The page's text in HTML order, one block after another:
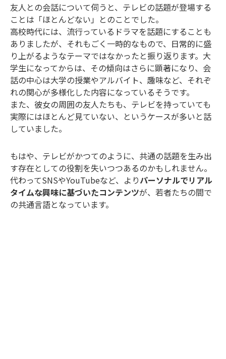
友人との会話について伺うと、テレビの話題が登場する
ことは「ほとんどない」とのことでした。
高校時代には、流行っているドラマを話題にすることも
ありましたが、それもごく一時的なもので、日常的に盛
り上がるようなテーマではなかったと振り返ります。大
学生になってからは、その傾向はさらに顕著になり、会
話の中心は大学の授業やアルバイト、趣味など、それぞ
れの関心が多様化した内容になっているそうです。
また、彼女の周囲の友人たちも、テレビを持っていても
実際にはほとんど見ていない、というケースが多いと話
していました。
もはや、テレビがかつてのように、共通の話題を生み出
す存在としての役割を失いつつあるのかもしれません。
代わってSNSやYouTubeなど、よりパーソナルでリアル
タイムな興味に基づいたコンテンツが、若者たちの間で
の共通言語となっています。